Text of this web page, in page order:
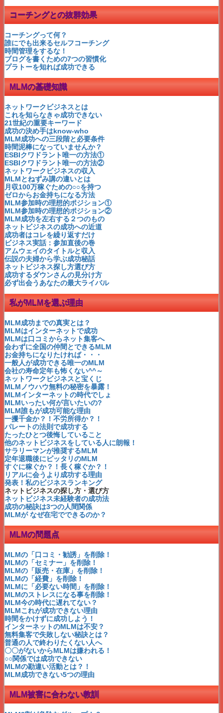
おいしい話の体験談
アップ選びの盲点
ロベルトバッジョ名言集
偉大なるロベルトバッジョ
アップ選びの落とし穴
アムウェイのタイトルと収入
1010カーネルサンダース
シングルマザー佳川奈未
私にネットビジネスができる？
会わないMLM成立つの?
PCや文章苦手でも大丈夫？
MLMが嫌われる9つの嘘
本当に稼げるんですか？
どうやって集客するの？
勧誘しないダンケネディ法
子育て卒業！第二章は…
嘘つきは不幸の始まり
無料集客で失敗しない秘訣
あなたの一番のリスクは何？
成功への近道はあるのか？
スカイプで100倍効果！！
本当にあったスゴ～イ話
MLMを変えたキヨサキ氏
ビジネス実話：参加直後の巻
MLM会社の悪口で集客？！
ベガで織姫のように♪
幸せなお金持ちになる方法❤
出来るのにやらないこと
ホントに叶う目標設定とは？
MLM本音の告白
発表！ビジネスランキング
未来の自分がMLMを成功させる
ネットだけで出来るって嘘！
ゆとり世代と言わせない！
成功者は○○から学んだ！
21世紀の重要キーワード
ダウンさんの最新情報！
MLMの未来はどうなる？！
新システムの反響と裏側
普通の人が成功できるMLM
成功への三段階と必要条件
月収いくら稼げますか？
百聴は一見にしかず！
ネットのMLMって不安？
資料請求者の☆生の声☆
ブランディング戦略で成功
時間をかけずに成功しよう！
タダで学んでも成功できない
日本のMLMがこの10年で変わる！
常識を破れば成功できる
月収１００万が夢で終わらない理由
ブログを書く7つの習慣化
時間管理をするな！
成功の決め手はknow-who
中傷記事やコピペの対処法
プラトーを知れば成功できる
誰にでも出来るセルフコーチング
コーチングって何？
すぐに稼ぐか？長く稼ぐか？
時間泥棒になってない？
他のネットビジネスをしている人に朗報！
定年後にピッタリのMLM
サラリーマン推奨のMLM
有名人じゃないシングルママ成功！
MLM失敗は〇〇のせい？
これが成功できない理由
人生でたったひとつの後悔
私を絶対成功させてくれる？
収入になる速度が遅い？
パレートの法則で成功する
成功できない人の共通点とは
成功者はコレを繰り返すだけ
小島幹登のゼロからの着眼点
ビジネスの成功への近道は？
マナビスは元アシュラン製造
インヴェル・ペレ・荒川静香
一攫千金と将来の不労所得
誰もが成功可能な理由
いったい何が言いたいの?
MLM=ねずみ講⇒時代遅れ
スティーブ・ジョブズ
MLMこんな失敗もあった!
MLMインターネット時代！
ブランディング6つの効果
MLM先多苦じゃなく選択よ
MLM成功○○トレーニング
成功を左右する２つのもの
赤塚のパイロゲン飲んだよ♪
コーチングとの抜群効果
コーチングって何？
誰にでも出来るセルフコーチング
時間管理をするな！
ブログを書くための7つの習慣化
プラトーを知れば成功できる
MLMの基礎知識
ネットワークビジネスとは
これを知らなきゃ成功できない
21世紀の重要キーワード
成功の決め手はknow-who
MLM成功への三段階と必要条件
時間泥棒になっていませんか？
ESBIクワドラント唯一の方法①
ESBIクワドラント唯一の方法②
ネットワークビジネスの収入
MLMとねずみ講の違いとは
月収100万稼ぐための○○を持つ
ゼロからお金持ちになる方法
MLM参加時の理想的ポジション①
MLM参加時の理想的ポジション②
MLM成功を左右する２つのもの
ネットビジネスの成功への近道
成功者はコレを繰り返すだけ
ビジネス実話：参加直後の巻
アムウェイのタイトルと収入
伝説の夫婦から学ぶ成功秘話
ネットビジネス探し方選び方
成功するダウンさんの見分け方
必ず出会うあなたの最大ライバル
私がMLMを選ぶ理由
MLM成功までの真実とは？
MLMはインターネットで成功
MLMは口コミからネット集客へ
会わずに全国の仲間とできるMLM
お金持ちになりたければ・・・
一般人が成功できる唯一のMLM
会社の寿命定年も怖くない^^～
ネットワークビジネスと宝くじ
MLMノウハウ無料の秘密を暴露！
MLMインターネットの時代でしょ
MLMいったい何が言いたいの?
MLM誰もが成功可能な理由
一攫千金か？！不労所得か？！
パレートの法則で成功する
たったひとつ後悔していること
他のネットビジネスをしている人に朗報！
サラリーマンが推奨するMLM
定年退職後にピッタリのMLM
すぐに稼ぐか？！長く稼ぐか？！
リアルに会うより成功する理由
発表！私のビジネスランキング
ネットビジネスの探し方・選び方
ネットビジネス未経験者の成功法
成功の秘訣は3つの人間関係
MLMが なぜ在宅でできるのか？
MLMの問題点
MLMの「口コミ・勧誘」を削除！
MLMの「セミナー」を削除！
MLMの「販売・在庫」を削除！
MLMの「経費」を削除！
MLMに「必要ない時間」を削除！
MLMのストレスになる事を削除！
MLM今の時代に遅れてない？
MLMこれが成功できない理由
時間をかけずに成功しよう！
インターネットのMLMは不安？
無料集客で失敗しない秘訣とは？
普通の人で終わりたくない人へ
〇〇がないからMLMは嫌われる！
○○関係では成功できない
MLMの勘違い活動とは？！
MLM成功できない5つの理由
MLM被害に合わない教訓